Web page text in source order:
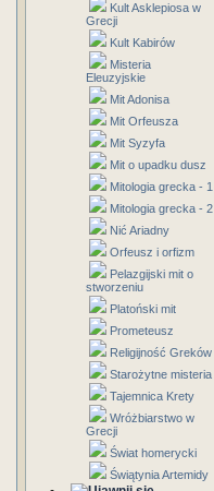
Kult Asklepiosa w
Grecji
Kult Kabirów
Misteria
Eleuzyjskie
Mit Adonisa
Mit Orfeusza
Mit Syzyfa
Mit o upadku dusz
Mitologia grecka - 1
Mitologia grecka - 2
Nić Ariadny
Orfeusz i orfizm
Pelazgijski mit o
stworzeniu
Platoński mit
Prometeusz
Religijność Greków
Starożytne misteria
Tajemnica Krety
Wróżbiarstwo w
Grecji
Świat homerycki
Świątynia Artemidy